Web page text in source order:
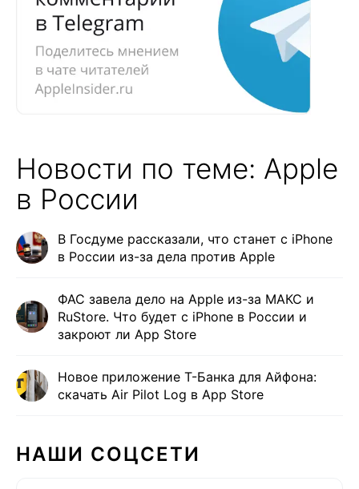
Новости по теме: Apple
в России
В Госдуме рассказали, что станет с iPhone
в России из-за дела против Apple
ФАС завела дело на Apple из-за МАКС и
RuStore. Что будет с iPhone в России и
закроют ли App Store
Новое приложение Т-Банка для Айфона:
скачать Air Pilot Log в App Store
НАШИ СОЦСЕТИ